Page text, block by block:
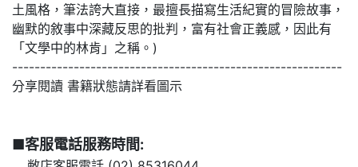
土風格，筆法誇大直接，最擅長描寫生活紀實的冒險故事，
幽默的敘事中深藏反思的批判，富有社會正義感，因此有
「文學中的林肯」之稱。)
-----------------------------------------------------------
分享閱讀 書籍狀態請詳看圖示
■客服電話服務時間: